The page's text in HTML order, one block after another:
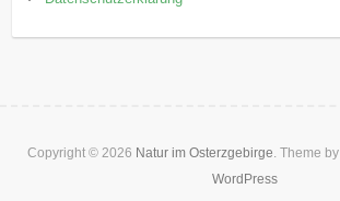
Copyright © 2026 Natur im Osterzgebirge . Theme by
WordPress